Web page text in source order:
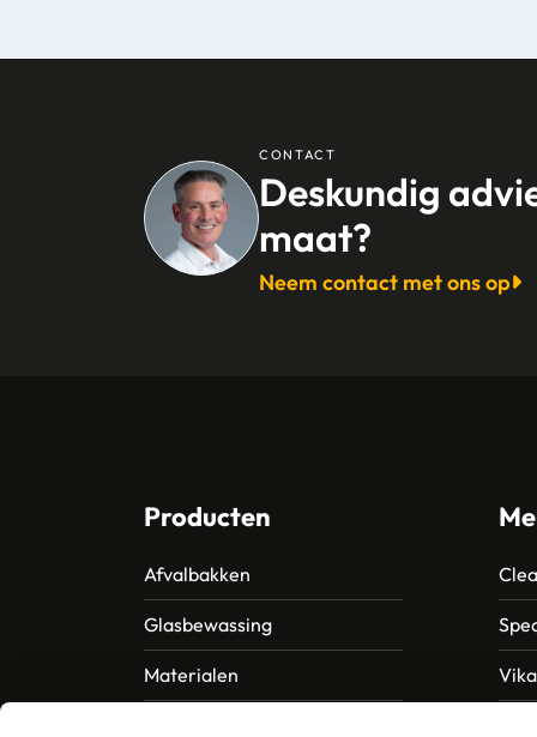
CONTACT
Deskundig
maat?
Neem contact met ons op
Producten
Afvalbakken
Glasbewassing
Materialen